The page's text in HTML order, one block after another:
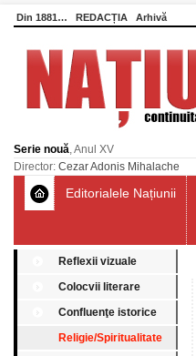
Din 1881… REDACȚIA Arhivă
Serie nouă, Anul XV
Director: Cezar Adonis Mihalache
Editorialele Națiunii
Reflexii vizuale
Colocvii literare
Confluenţe istorice
Religie/Spiritualitate